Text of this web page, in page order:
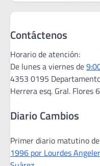
Contáctenos
Horario de atención:
De lunes a viernes de
4353 0195
Herrera esq. Gral. Flores
Diario Cambios
Primer diario matutino
1996 por Lourdes